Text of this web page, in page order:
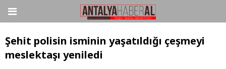
Şehit polisin isminin yaşatıldığı çeşmeyi
meslektaşı yeniledi